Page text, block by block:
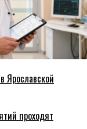
Ярославской
проходят